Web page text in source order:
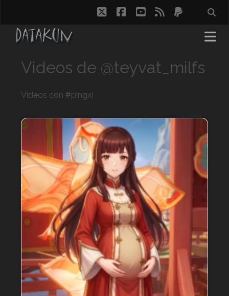
twitterfacebook
youtube
rss paypal
Videos de @teyvat_milfs
Videos con #pingxi